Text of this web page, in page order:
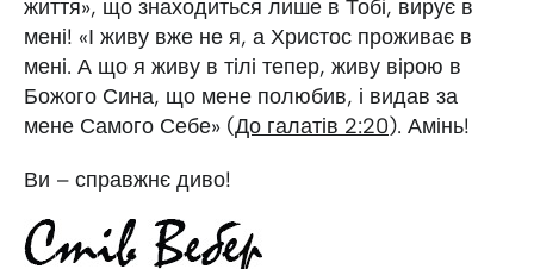
життя», що знаходиться лише в Тобі, вирує в
мені! «І живу вже не я, а Христос проживає в
мені. А що я живу в тілі тепер, живу вірою в
Божого Сина, що мене полюбив, і видав за
мене Самого Себе» (До галатів 2:20). Амінь!
Ви – справжнє диво!